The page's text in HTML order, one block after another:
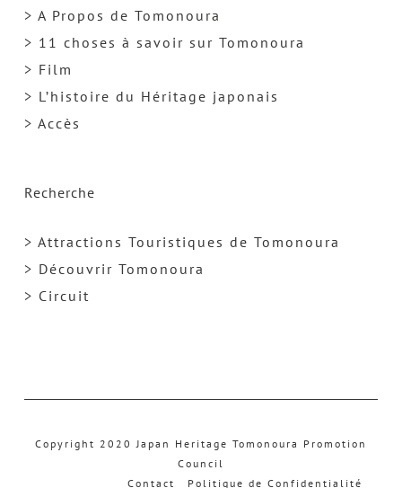
> A Propos de Tomonoura
> 11 choses à savoir sur Tomonoura
> Film
> L’histoire du Héritage japonais
> Accès
Recherche
> Attractions Touristiques de Tomonoura
> Découvrir Tomonoura
> Circuit
Copyright 2020 Japan Heritage Tomonoura Promotion
Council
Contact
Politique de Confidentialité